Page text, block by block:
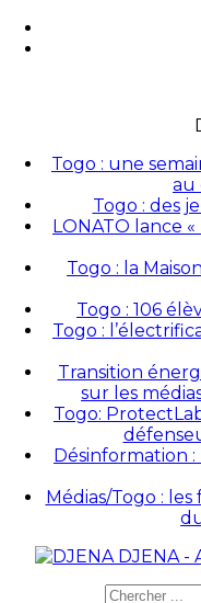
Togo : une
au
Togo : des
LONATO lance
Togo : la
Togo : 106
Togo :
Transition
sur les
Togo:
Désinformation
Médias/Togo :
DJENA -